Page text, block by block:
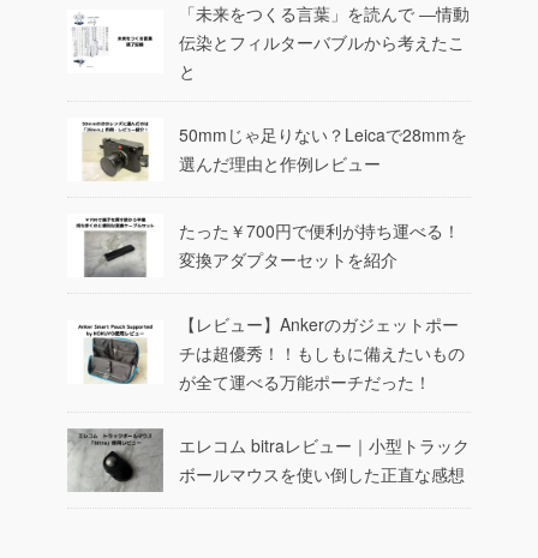
「未来をつくる言葉」を読んで ―情動
伝染とフィルターバブルから考えたこ
と
50mmじゃ足りない？Leicaで28mmを
選んだ理由と作例レビュー
たった￥700円で便利が持ち運べる！
変換アダプターセットを紹介
【レビュー】Ankerのガジェットポー
チは超優秀！！もしもに備えたいもの
が全て運べる万能ポーチだった！
エレコム bitraレビュー｜小型トラック
ボールマウスを使い倒した正直な感想